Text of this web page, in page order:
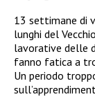
13 settimane di
lunghi del
lavorative delle
fanno fatica a
Un periodo